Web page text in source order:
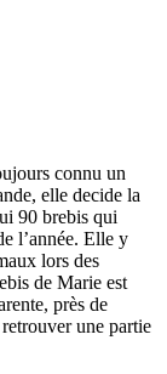
connu un
elle decide la
90 brebis qui
l’année. Elle y
lors des
de Marie est
près de
une partie